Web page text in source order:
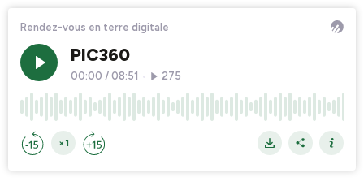
Rendez-vous en terre digitale
PIC360
00:00 / 08:51 275
×1